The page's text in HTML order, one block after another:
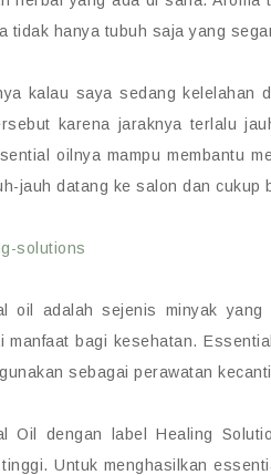
tidak hanya tubuh saja yang
kalau saya sedang kelelahan
karena jaraknya terlalu
oilnya mampu membantu
jauh datang ke salon dan
oil adalah sejenis minyak
manfaat bagi kesehatan.
sebagai perawatan
Oil dengan label Healing
Untuk menghasilkan